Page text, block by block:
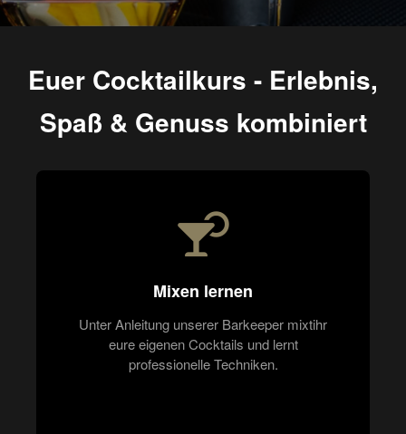
Euer Cocktailkurs - Erlebnis,
Spaß & Genuss kombiniert
Mixen lernen
Unter Anleitung unserer Barkeeper mixtihr
eure eigenen Cocktails und lernt
professionelle Techniken.